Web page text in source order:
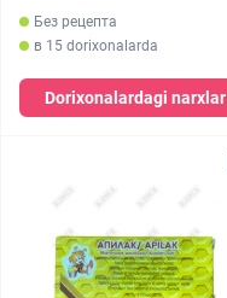
Без рецепта
в 15 dorixonalarda
Dorixonalardagi narxlar